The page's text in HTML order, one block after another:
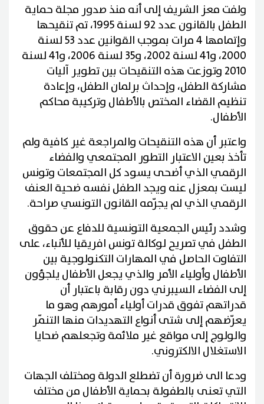
ولفت معز الشريف إلى أنه منذ صدور مجلة حماية
الطفل بالقانون عدد 92 لسنة 1995، تم تنقيحها
وإتمامها 4 مرات بموجب القوانين عدد 53 لسنة
2000، و41 لسنة 2002، و35 لسنة 2006، و41 لسنة
2010 وتوزعت هذه التنقيحات بين تطوير آليات
مشاركة الطفل، وإحداث برلمان الطفل، وإعادة
تنظيم القضاء المختص بالأطفال وتركيبة محاكم
الأطفال.
واعتبر أن هذه التنقيحات والمراجعة غير كافية ولم
تأخذ بعين الاعتبار التطور المجتمعي والفضاء
الرقمي الذي أضحى يسود كل المجتمعات وتونس
ليست بمعزل عنه ويجد الطفل نفسه ضحية العنف
الرقمي الذي لم يجرّمه القانون التونسي صراحة.
وشدد رئيس الجمعية التونسية للدفاع عن حقوق
الطفل في تصريح لوكالة تونس افريقيا للأنباء، على
التفاوت الحاصل في المهارات التكنولوجية بين
الأطفال وأولياء الأمر والذي يجعل الأطفال يلجؤون
إلى الفضاء السيبرني دون رقابة باعتبار أن
قدراتهم تفوق قدرات أولياء أمورهم وهو ما
يعرّضهم إلى شتى أنواع التهديدات منها التنمّر
والولوج إلى مواقع غير ملائمة وتجعلهم ضحايا
الاستغلال الالكتروني.
ودعا الى ضرورة أن تضطلع الدولة ومختلف الجهات
التي تعنى بالطفولة بحماية الأطفال من مختلف